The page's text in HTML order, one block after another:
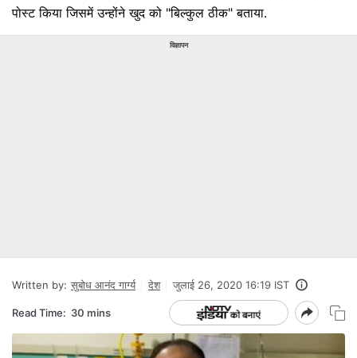
पोस्ट किया जिसमें उन्होंने खुद को "बिल्कुल ठीक" बताया.
विज्ञापन
Written by: सुबोध आनंद गार्ग्य देश जुलाई 26, 2020 16:19 IST
Read Time: 30 mins